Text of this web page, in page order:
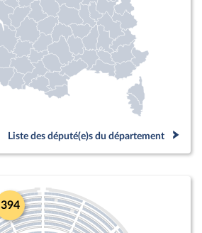
Liste des député(e)s du département
394